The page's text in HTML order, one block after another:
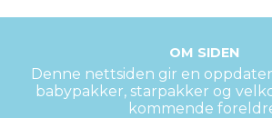
OM SIDEN
Denne nettsiden gir en
babypakker, starpakker og
kommende